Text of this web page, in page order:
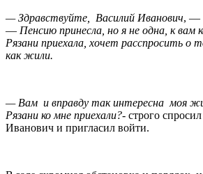
— Здравствуйте, Василий Иванович, —
— Пенсию принесла, но я не одна, к вам
Рязани приехала, хочет расспросить о
как жили.
— Вам и вправду так интересна моя
Рязани ко мне приехали?- строго
Иванович и пригласил войти.